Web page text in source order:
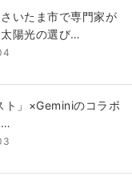
いたま市で専門家が
陽光の選び…
ト」×Geminiのコラボ
…